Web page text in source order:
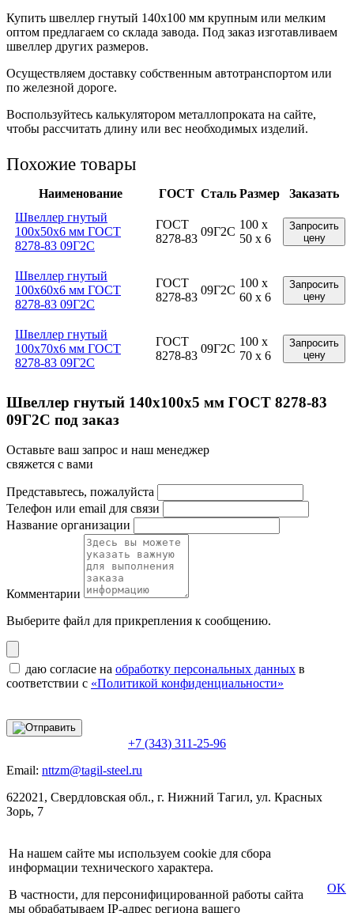
Купить швеллер гнутый 140х100 мм крупным или мелким
оптом предлагаем со склада завода. Под заказ изготавливаем
швеллер других размеров.
Осуществляем доставку собственным автотранспортом или
по железной дороге.
Воспользуйтесь калькулятором металлопроката на сайте,
чтобы рассчитать длину или вес необходимых изделий.
Похожие товары
Наименование ГОСТ Сталь Размер
Заказать
Швеллер гнутый
100x50x6 мм ГОСТ
8278-83 09Г2С
ГОСТ
8278-83
09Г2С
100 x
50 x 6
Запросить
цену
Швеллер гнутый
100x60x6 мм ГОСТ
8278-83 09Г2С
ГОСТ
8278-83
09Г2С
100 x
60 x 6
Запросить
цену
Швеллер гнутый
100x70x6 мм ГОСТ
8278-83 09Г2С
ГОСТ
8278-83
09Г2С
100 x
70 x 6
Запросить
цену
Швеллер гнутый 140x100x5 мм ГОСТ 8278-83
09Г2С под заказ
Оставьте ваш запрос и наш менеджер
свяжется с вами
Представьтесь, пожалуйста
Телефон или email для связи
Название организации
Комментарии
Выберите файл для прикрепления к сообщению.
даю согласие на обработку персональных данных в
соответствии с «Политикой конфиденциальности»
+7 (343) 311-25-96
Email: nttzm@tagil-steel.ru
622021, Свердловская обл., г. Нижний Тагил, ул. Красных
Зорь, 7
На нашем сайте мы используем cookie для сбора
информации технического характера.
В частности, для персонифицированной работы сайта
мы обрабатываем IP-адрес региона вашего
OK